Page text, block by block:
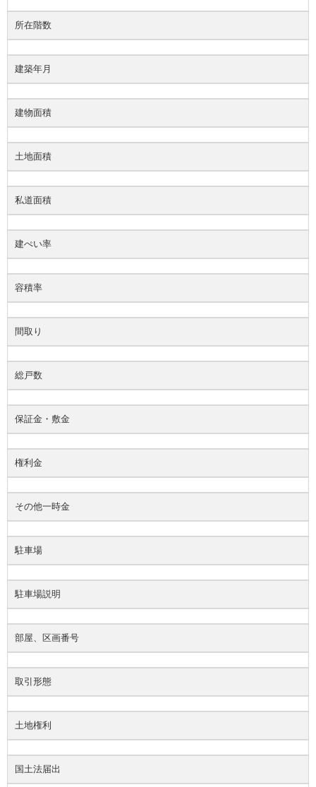
所在階数
建築年月
建物面積
土地面積
私道面積
建ぺい率
容積率
間取り
総戸数
保証金・敷金
権利金
その他一時金
駐車場
駐車場説明
部屋、区画番号
取引形態
土地権利
国土法届出